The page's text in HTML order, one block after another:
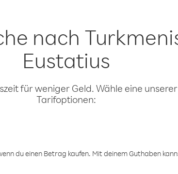
nach
Eustatius
für weniger Geld. Wähle eine
Tarifoptionen:
du einen Betrag kaufen. Mit deinem Guthaben